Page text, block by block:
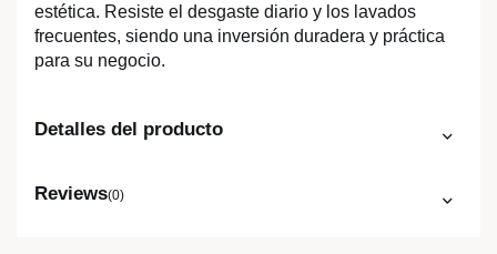
estética. Resiste el desgaste diario y los lavados
frecuentes, siendo una inversión duradera y práctica
para su negocio.
Detalles del producto
Reviews(0)